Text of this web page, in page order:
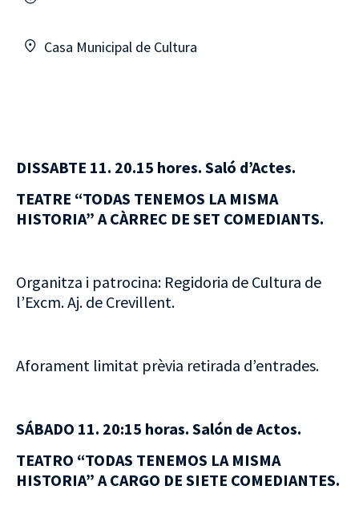
Casa Municipal de Cultura
DISSABTE 11. 20.15 hores. Saló d’Actes.
TEATRE “TODAS TENEMOS LA MISMA
HISTORIA” A CÀRREC DE SET COMEDIANTS.
Organitza i patrocina: Regidoria de Cultura de
l’Excm. Aj. de Crevillent.
Aforament limitat prèvia retirada d’entrades.
SÁBADO 11. 20:15 horas. Salón de Actos.
TEATRO “TODAS TENEMOS LA MISMA
HISTORIA” A CARGO DE SIETE COMEDIANTES.